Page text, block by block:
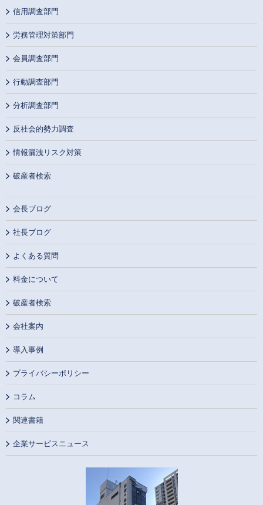
信用調査部門
労務管理対策部門
会員調査部門
行動調査部門
分析調査部門
反社会的勢力調査
情報漏洩リスク対策
破産者検索
会長ブログ
社長ブログ
よくある質問
料金について
破産者検索
会社案内
導入事例
プライバシーポリシー
コラム
関連書籍
企業サービスニュース